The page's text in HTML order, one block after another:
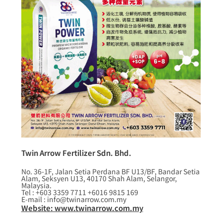
Twin Arrow Fertilizer Sdn. Bhd.
No. 36-1F, Jalan Setia Perdana BF U13/BF, Bandar Setia
Alam, Seksyen U13, 40170 Shah Alam, Selangor,
Malaysia.
Tel : +603 3359 7711 +6016 9815 169
E-mail : info@twinarrow.com.my
Website: www.twinarrow.com.my